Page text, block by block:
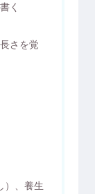
く
さを覚
）、養生